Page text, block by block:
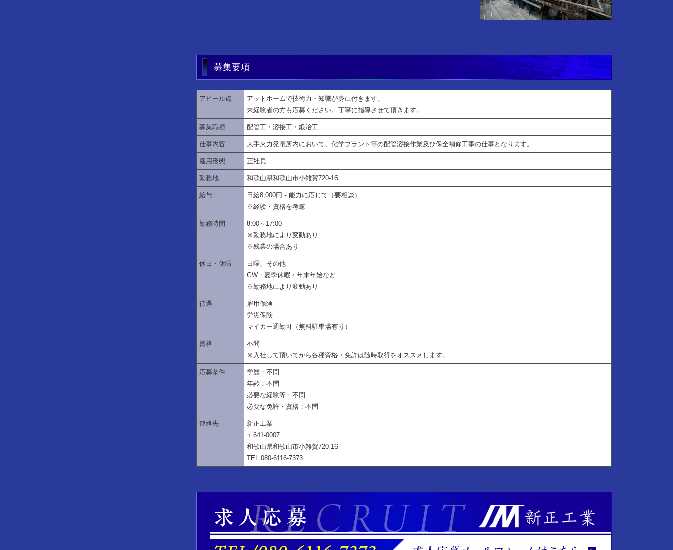
募集要項
アピール点
アットホームで技術力・知識が身に付きます。
未経験者の方も応募ください。丁寧に指導させて頂きます。
募集職種 配管工・溶接工・鍛冶工
仕事内容 大手火力発電所内において、化学プラント等の配管溶接作業及び保全補修工事の仕事となります。
雇用形態 正社員
勤務地 和歌山県和歌山市小雑賀720-16
給与
日給8,000円～能力に応じて（要相談）
※経験・資格を考慮
勤務時間
8:00～17:00
※勤務地により変動あり
※残業の場合あり
休日・休暇
日曜、その他
GW・夏季休暇・年末年始など
※勤務地により変動あり
待遇
雇用保険
労災保険
マイカー通勤可（無料駐車場有り）
資格
不問
※入社して頂いてから各種資格・免許は随時取得をオススメします。
応募条件
学歴：不問
年齢：不問
必要な経験等：不問
必要な免許・資格：不問
連絡先
新正工業
〒641-0007
和歌山県和歌山市小雑賀720-16
TEL 080-6116-7373